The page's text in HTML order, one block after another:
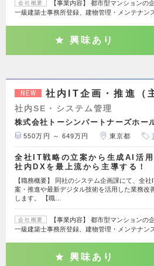
会社概要
【事業内容】 都市型マンションの
一級建築士事務所登録、建物管理・メンテナン
興味あり
NEW 社内IT企画・推進（
社内SE・システム管理
株式会社トーシンパートナーズホー
550万円 ～ 649万円 東京都
全社IT戦略の立案から生成AI活用
社内DXを最上流から主導する！
【職務概要】 同社のシステム企画課にて、全社
案・推進や最新デジタル技術を活用した業務改
します。 【職…
会社概要
【事業内容】 都市型マンションの
一級建築士事務所登録、建物管理・メンテナン
興味あり